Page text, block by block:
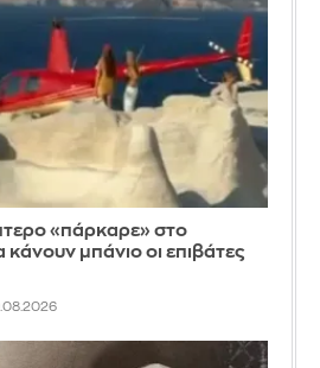
«πάρκαρε» στο
κάνουν μπάνιο οι επιβάτες